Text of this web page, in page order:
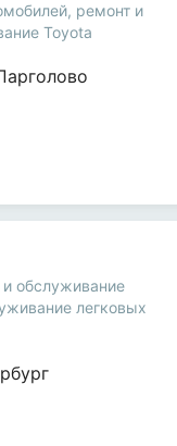
, ремонт и
Toyota
обслуживание
легковых